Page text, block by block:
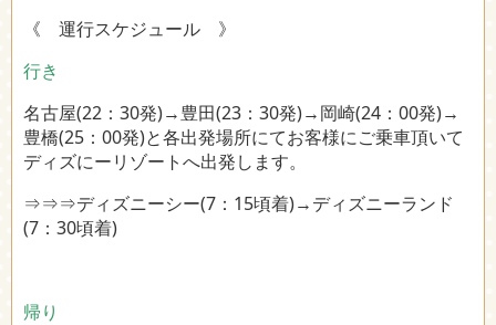
《 運行スケジュール 》
行き
名古屋(22：30発)→豊田(23：30発)→岡崎(24：00発)→
豊橋(25：00発)と各出発場所にてお客様にご乗車頂いて
ディズにーリゾートへ出発します。
⇒⇒⇒ディズニーシー(7：15頃着)→ディズニーランド
(7：30頃着)
帰り